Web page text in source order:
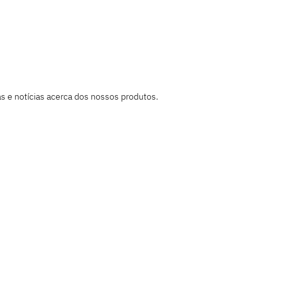
e notícias acerca dos nossos produtos.